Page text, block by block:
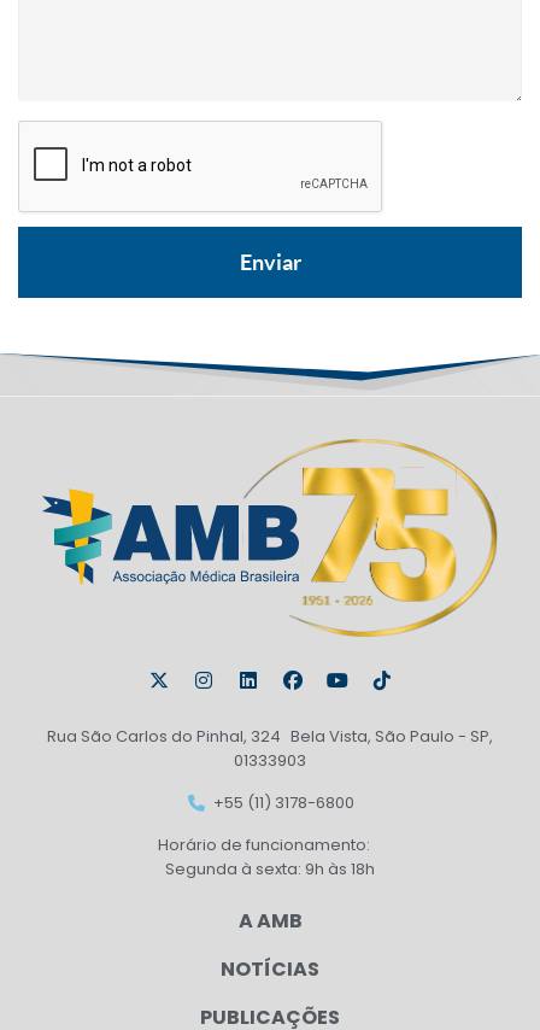
Rua São Carlos do Pinhal, 324 Bela Vista, São Paulo - SP,
01333903
+55 (11) 3178-6800
Horário de funcionamento:
Segunda à sexta: 9h às 18h
A AMB
NOTÍCIAS
PUBLICAÇÕES